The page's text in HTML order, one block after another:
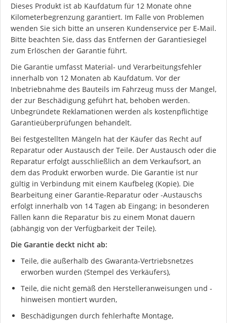
Dieses Produkt ist ab Kaufdatum für 12 Monate ohne
Kilometerbegrenzung garantiert. Im Falle von Problemen
wenden Sie sich bitte an unseren Kundenservice per E-Mail.
Bitte beachten Sie, dass das Entfernen der Garantiesiegel
zum Erlöschen der Garantie führt.
Die Garantie umfasst Material- und Verarbeitungsfehler
innerhalb von 12 Monaten ab Kaufdatum. Vor der
Inbetriebnahme des Bauteils im Fahrzeug muss der Mangel,
der zur Beschädigung geführt hat, behoben werden.
Unbegründete Reklamationen werden als kostenpflichtige
Garantieüberprüfungen behandelt.
Bei festgestellten Mängeln hat der Käufer das Recht auf
Reparatur oder Austausch der Teile. Der Austausch oder die
Reparatur erfolgt ausschließlich an dem Verkaufsort, an
dem das Produkt erworben wurde. Die Garantie ist nur
gültig in Verbindung mit einem Kaufbeleg (Kopie). Die
Bearbeitung einer Garantie-Reparatur oder -Austauschs
erfolgt innerhalb von 14 Tagen ab Eingang; in besonderen
Fällen kann die Reparatur bis zu einem Monat dauern
(abhängig von der Verfügbarkeit der Teile).
Die Garantie deckt nicht ab:
Teile, die außerhalb des Gwaranta-Vertriebsnetzes
erworben wurden (Stempel des Verkäufers),
Teile, die nicht gemäß den Herstelleranweisungen und -
hinweisen montiert wurden,
Beschädigungen durch fehlerhafte Montage,